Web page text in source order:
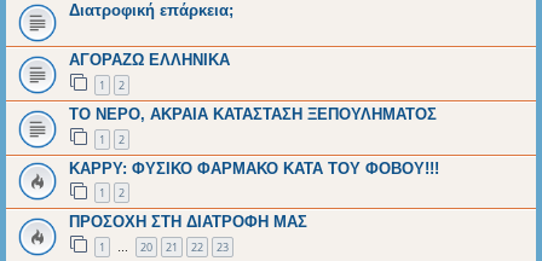
Διατροφική επάρκεια;
ΑΓΟΡΑΖΩ ΕΛΛΗΝΙΚΑ
1 2
ΤΟ ΝΕΡΟ, ΑΚΡΑΙΑ ΚΑΤΑΣΤΑΣΗ ΞΕΠΟΥΛΗΜΑΤΟΣ
1 2
ΚΑΡΡΥ: ΦΥΣΙΚΟ ΦΑΡΜΑΚΟ ΚΑΤΑ ΤΟΥ ΦΟΒΟΥ!!!
1 2
ΠΡΟΣΟΧΗ ΣΤΗ ΔΙΑΤΡΟΦΗ ΜΑΣ
1 … 20 21 22 23